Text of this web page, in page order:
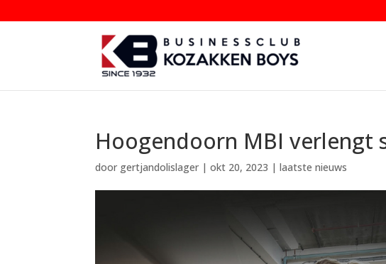
Hoogendoorn MBI verlengt
door gertjandolislager |okt 20, 2023 |laatste nieuws